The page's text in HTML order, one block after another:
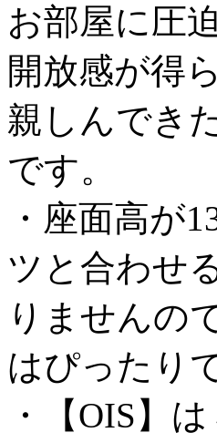
お部屋に圧
開放感が得
親しんでき
です。
・座面高が
ツと合わせ
りませんの
はぴったり
・【OIS】